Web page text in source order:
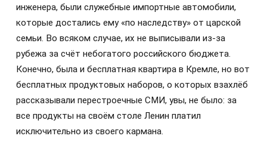
инженера, были служебные импортные автомобили,
которые достались ему «по наследству» от царской
семьи. Во всяком случае, их не выписывали из-за
рубежа за счёт небогатого российского бюджета.
Конечно, была и бесплатная квартира в Кремле, но вот
бесплатных продуктовых наборов, о которых взахлёб
рассказывали перестроечные СМИ, увы, не было: за
все продукты на своём столе Ленин платил
исключительно из своего кармана.